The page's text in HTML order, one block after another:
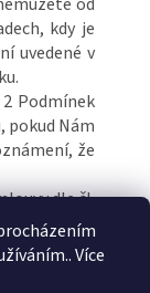
Více
kdy je
uvedené v
Podmínek
pokud Nám
že
dle čl.
Zboží
a